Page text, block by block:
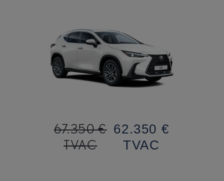
67.350 €
TVAC
62.350 €
TVAC